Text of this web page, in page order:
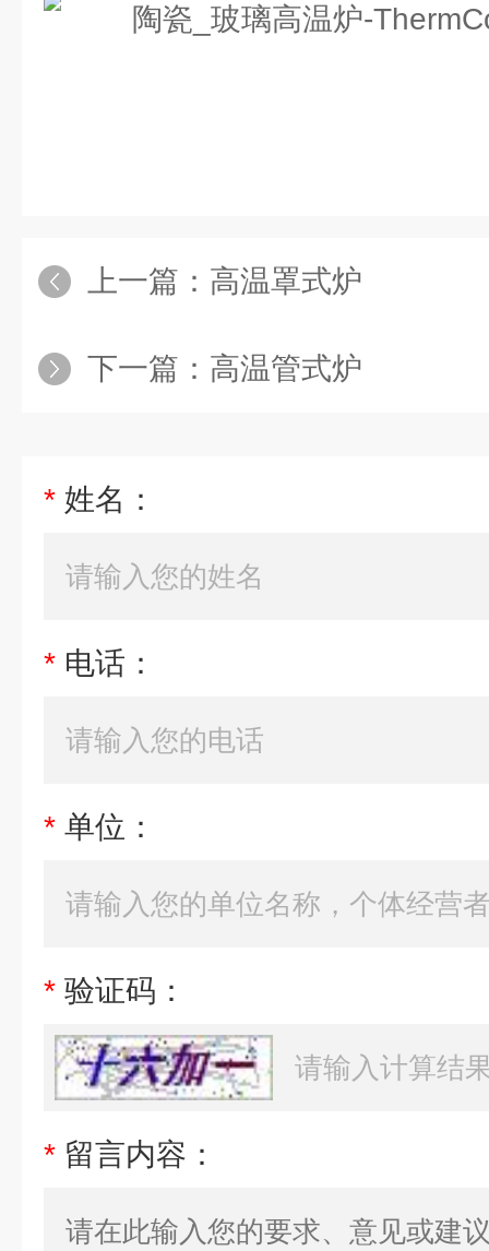
上一篇： 高温罩式炉
下一篇： 高温管式炉
* 姓名：
* 电话：
* 单位：
* 验证码：
* 留言内容：